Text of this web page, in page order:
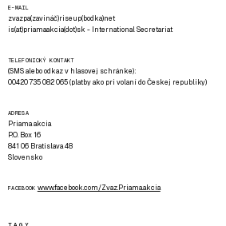
E-MAIL
zvazpa(zavináč)riseup(bodka)net
is(at)priamaakcia(dot)sk - International Secretariat
TELEFONICKÝ KONTAKT
(SMS alebo odkaz v hlasovej schránke):
00420 735 082 065 (platby ako pri volaní do Českej republiky)
ADRESA
Priama akcia
P.O. Box 16
841 06 Bratislava 48
Slovensko
FACEBOOK www.facebook.com/Zvaz.Priama.akcia
TAGY